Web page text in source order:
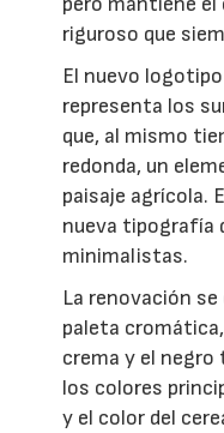
riguroso que
El nuevo
representa los
que, al mismo
redonda, un
paisaje agrícola.
nueva tipografía
minimalistas.
La renovación
paleta
crema y el
los colores
y el color del